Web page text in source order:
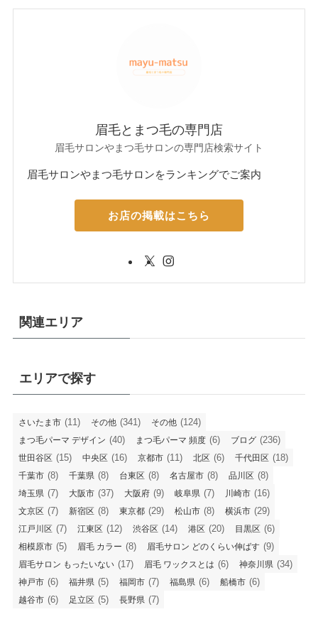
眉毛とまつ毛の専門店
眉毛サロンやまつ毛サロンの専門店検索サイト
眉毛サロンやまつ毛サロンをランキングでご案内
お店の掲載はこちら
関連エリア
エリアで探す
さいたま市 (11) その他 (341) その他 (124)
まつ毛パーマ デザイン (40) まつ毛パーマ 頻度 (6) ブログ (236)
世田谷区 (15) 中央区 (16) 京都市 (11) 北区 (6) 千代田区 (18)
千葉市 (8) 千葉県 (8) 台東区 (8) 名古屋市 (8) 品川区 (8)
埼玉県 (7) 大阪市 (37) 大阪府 (9) 岐阜県 (7) 川崎市 (16)
文京区 (7) 新宿区 (8) 東京都 (29) 松山市 (8) 横浜市 (29)
江戸川区 (7) 江東区 (12) 渋谷区 (14) 港区 (20) 目黒区 (6)
相模原市 (5) 眉毛 カラー (8) 眉毛サロン どのくらい伸ばす (9)
眉毛サロン もったいない (17) 眉毛 ワックスとは (6) 神奈川県 (34)
神戸市 (6) 福井県 (5) 福岡市 (7) 福島県 (6) 船橋市 (6)
越谷市 (6) 足立区 (5) 長野県 (7)